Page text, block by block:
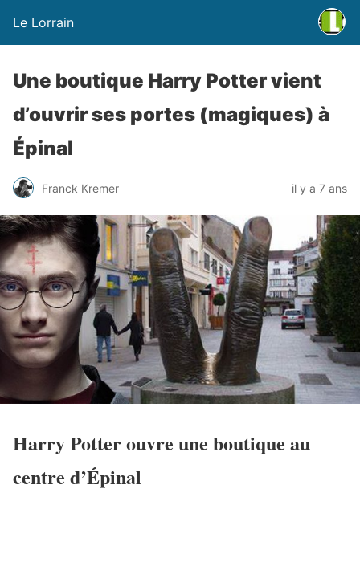
Le Lorrain
Une boutique Harry Potter vient
d’ouvrir ses portes (magiques) à
Épinal
Franck Kremer il y a 7 ans
Harry Potter ouvre une boutique au
centre d’Épinal